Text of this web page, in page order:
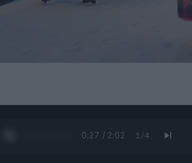
0:28 / 2:02 1 /4